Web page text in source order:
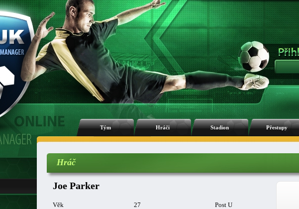
Tým Hráči Stadion Přestupy
Hráč
Joe Parker
Věk 27
Post U